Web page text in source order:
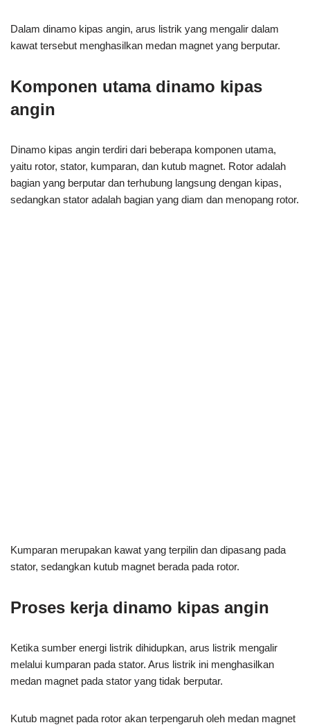
Dalam dinamo kipas angin, arus listrik yang mengalir dalam
kawat tersebut menghasilkan medan magnet yang berputar.
Komponen utama dinamo kipas
angin
Dinamo kipas angin terdiri dari beberapa komponen utama,
yaitu rotor, stator, kumparan, dan kutub magnet. Rotor adalah
bagian yang berputar dan terhubung langsung dengan kipas,
sedangkan stator adalah bagian yang diam dan menopang rotor.
Kumparan merupakan kawat yang terpilin dan dipasang pada
stator, sedangkan kutub magnet berada pada rotor.
Proses kerja dinamo kipas angin
Ketika sumber energi listrik dihidupkan, arus listrik mengalir
melalui kumparan pada stator. Arus listrik ini menghasilkan
medan magnet pada stator yang tidak berputar.
Kutub magnet pada rotor akan terpengaruh oleh medan magnet